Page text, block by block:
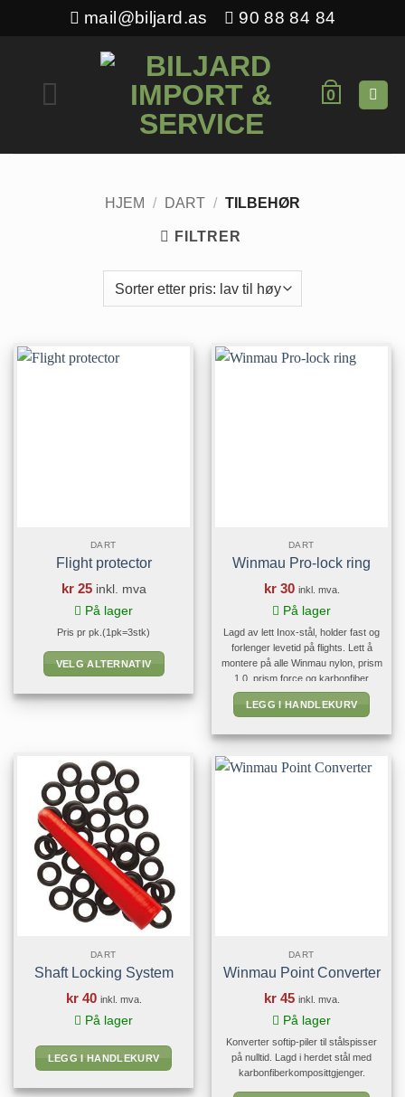
mail@biljard.as 90 88 84 84
0
HJEM / DART / TILBEHØR
FILTRER
DART
Flight protector
kr25inkl. mva
På lager
Pris pr pk.(1pk=3stk)
VELG ALTERNATIV
produktet
varianter.
Alternativene
kan
velges
på
produktsiden
DART
Winmau Pro-lock ring
kr30 inkl. mva.
På lager
Lagd av lett Inox-stål, holder fast og
forlenger levetid på flights. Lett å
montere på alle Winmau nylon, prism
1.0, prism force og karbonfiber
bakstykker.
LEGG I HANDLEKURV
DART
Shaft Locking System
kr40 inkl. mva.
På lager
LEGG I HANDLEKURV
DART
Winmau Point Converter
kr45 inkl. mva.
På lager
Konverter softip-piler til stålspisser
på nulltid. Lagd i herdet stål med
karbonfiberkomposittgjenger.